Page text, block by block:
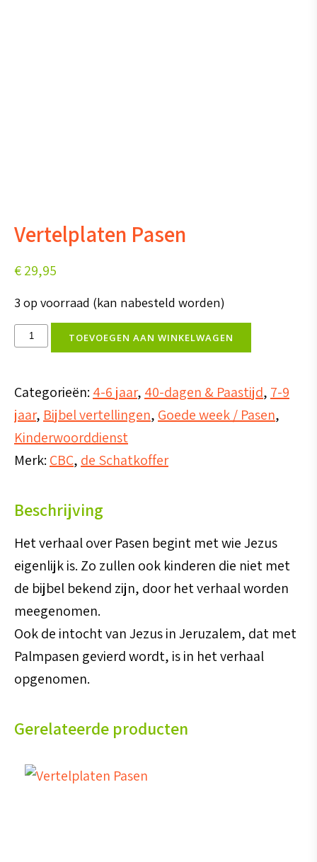
Vertelplaten Pasen
€29,95
3 op voorraad (kan nabesteld worden)
VertelplatenTOEVOEGEN AAN WINKELWAGEN
Categorieën: 4-6 jaar, 40-dagen & Paastijd, 7-9
jaar, Bijbel vertellingen, Goede week / Pasen,
Kinderwoorddienst
Merk: CBC, de Schatkoffer
Beschrijving
Het verhaal over Pasen begint met wie Jezus
eigenlijk is. Zo zullen ook kinderen die niet met
de bijbel bekend zijn, door het verhaal worden
meegenomen.
Ook de intocht van Jezus in Jeruzalem, dat met
Palmpasen gevierd wordt, is in het verhaal
opgenomen.
Gerelateerde producten